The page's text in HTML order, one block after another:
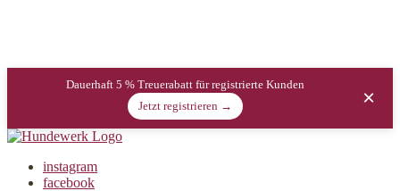
Dauerhaft 5 % Treuerabatt für registrierte Kunden
Jetzt registrieren →
×
instagram
facebook